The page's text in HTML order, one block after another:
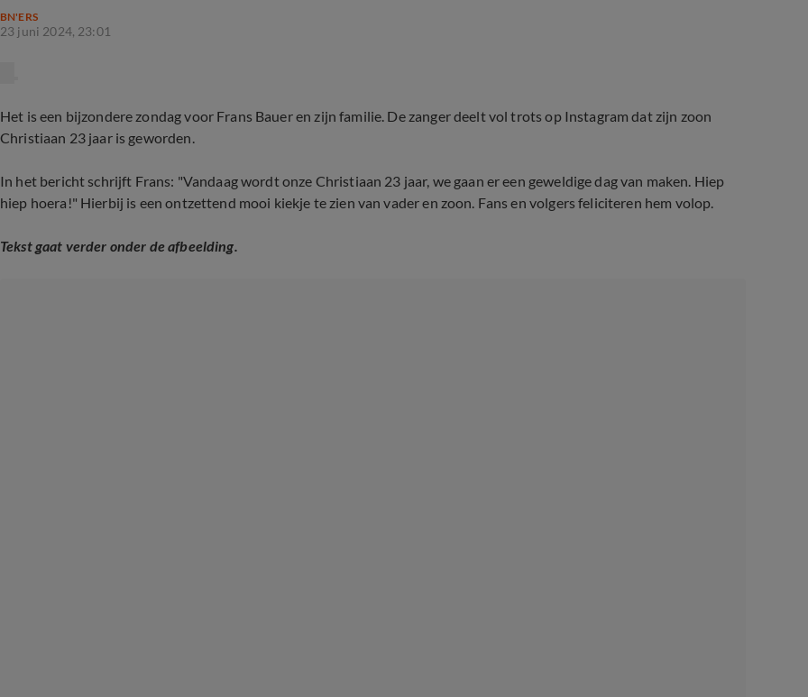
BN'ERS
23 juni 2024, 23:01
Het is een bijzondere zondag voor Frans Bauer en zijn familie. De zanger deelt vol trots op Instagram dat zijn zoon
Christiaan 23 jaar is geworden.
In het bericht schrijft Frans: "Vandaag wordt onze Christiaan 23 jaar, we gaan er een geweldige dag van maken. Hiep
hiep hoera!" Hierbij is een ontzettend mooi kiekje te zien van vader en zoon. Fans en volgers feliciteren hem volop.
Tekst gaat verder onder de afbeelding.